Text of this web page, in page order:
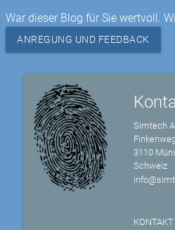
War dieser Blog für Sie wertvoll.
ANREGUNG UND FEEDBACK
Simtech
3110
Schweiz
KONTAKT